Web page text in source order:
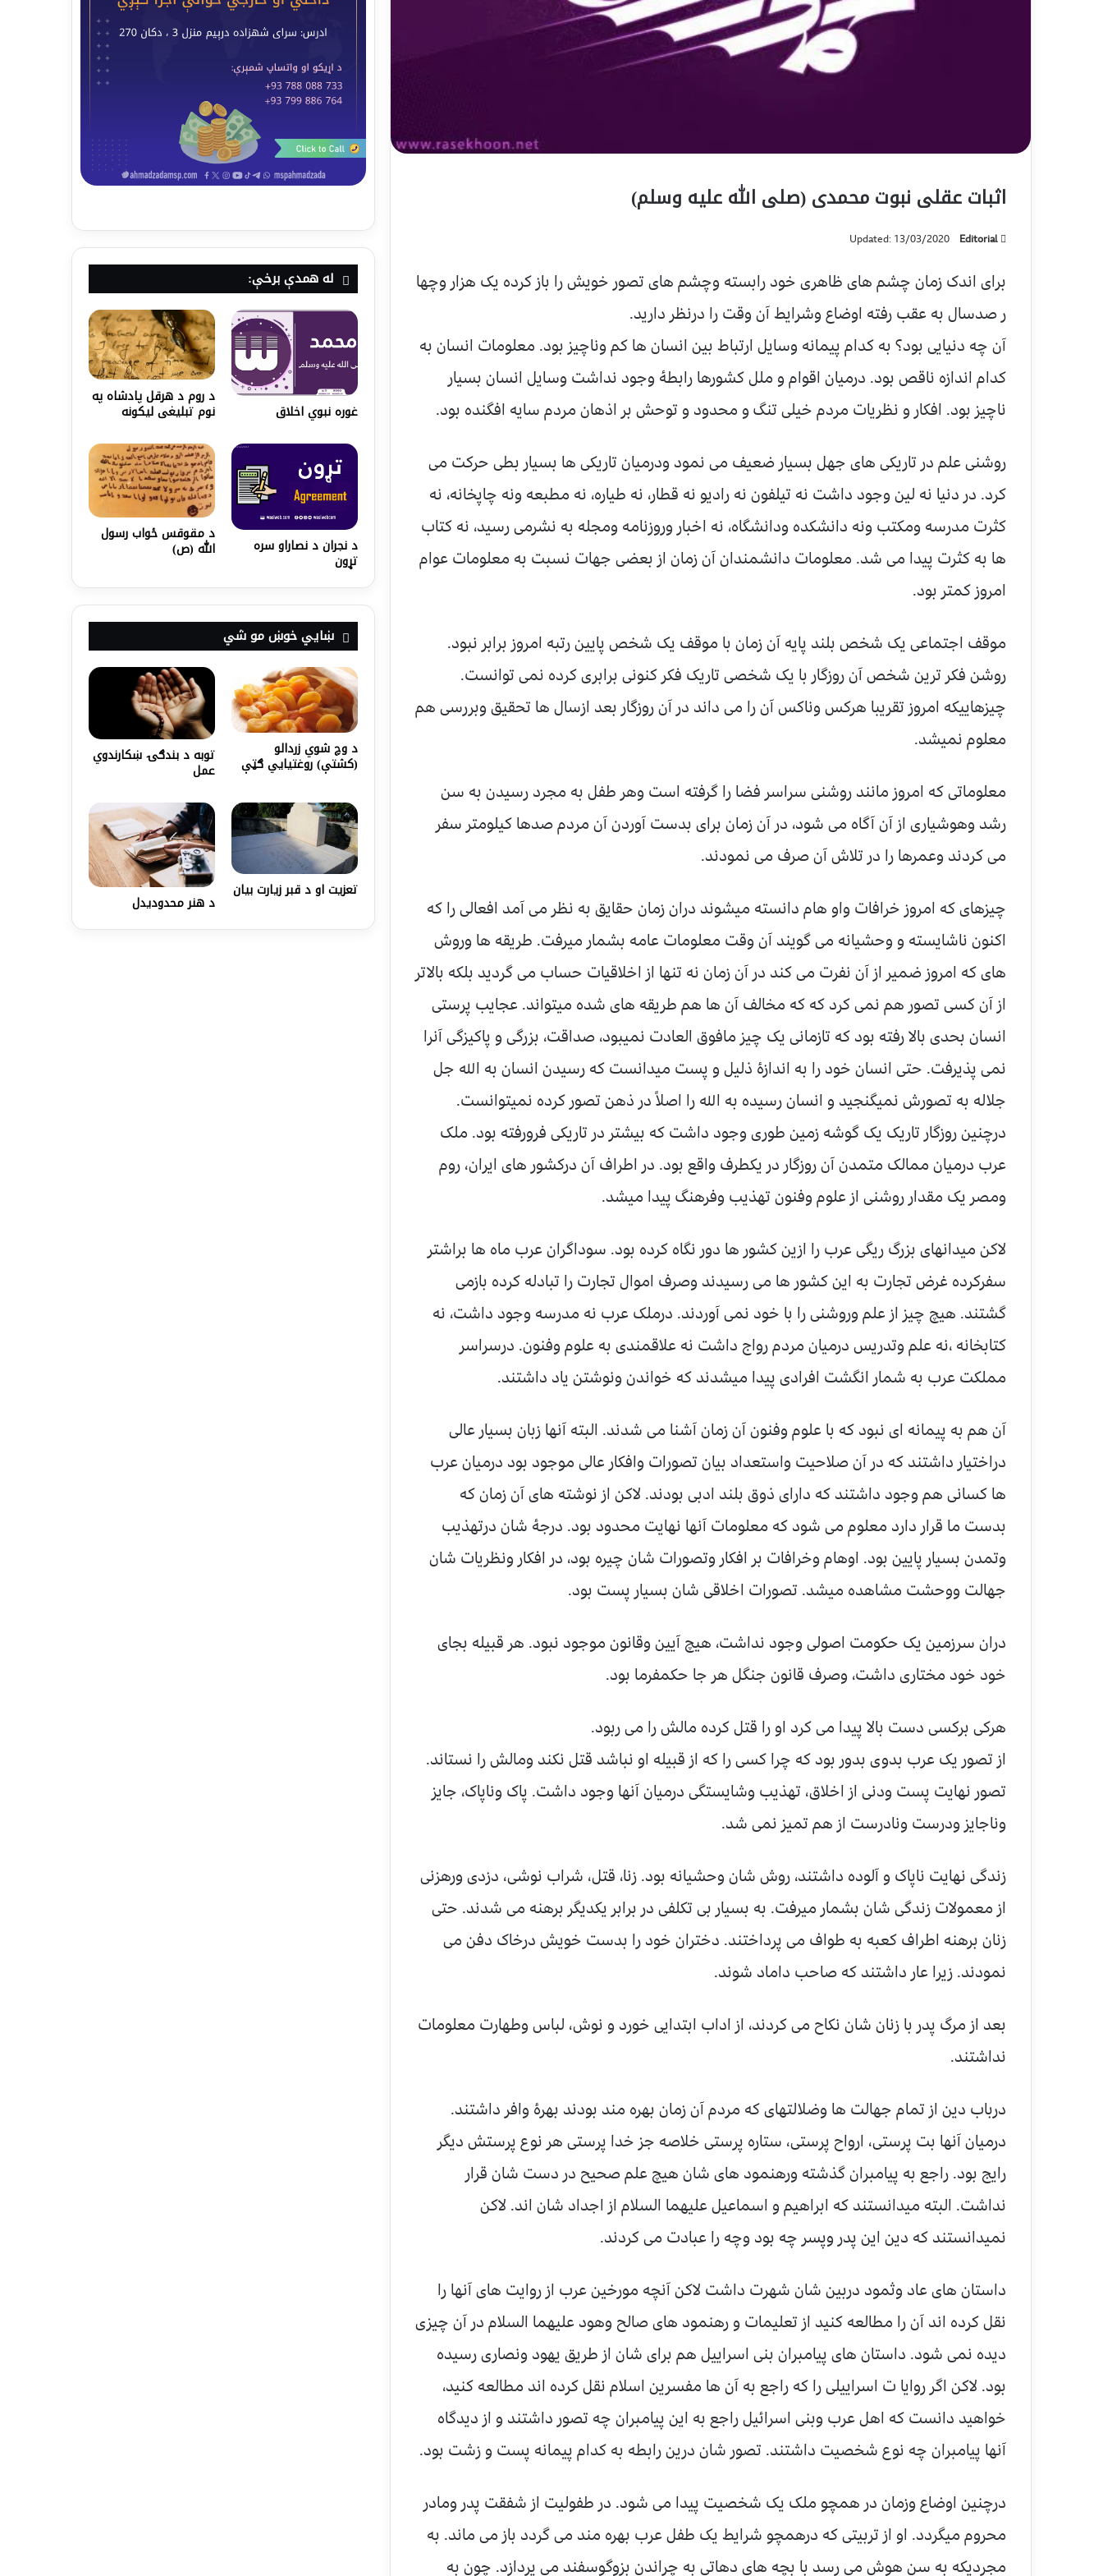
اثبات عقلی نبوت محمدی (صلی الله عليه وسلم)
Editorial
Updated: 13/03/2020
برای اندک زمان چشم های ظاهری خود رابسته وچشم های تصور خویش را باز کرده یک هزار وچها
ر صدسال به عقب رفته اوضاع وشرایط آن وقت را درنظر دارید.
آن چه دنیایی بود؟ به کدام پیمانه وسایل ارتباط بین انسان ها کم وناچیز بود. معلومات انسان به
کدام اندازه ناقص بود. درمیان اقوام و ملل کشورها رابطۀ وجود نداشت وسایل انسان بسیار
ناچیز بود. افکار و نظریات مردم خیلی تنگ و محدود و توحش بر اذهان مردم سایه افگنده بود.
روشنی علم در تاریکی های جهل بسیار ضعیف می نمود ودرمیان تاریکی ها بسیار بطی حرکت می
کرد. در دنیا نه لین وجود داشت نه تیلفون نه رادیو نه قطار، نه طیاره، نه مطبعه ونه چاپخانه، نه
کثرت مدرسه ومکتب ونه دانشکده ودانشگاه، نه اخبار وروزنامه ومجله به نشرمی رسید، نه کتاب
ها به کثرت پیدا می شد. معلومات دانشمندان آن زمان از بعضی جهات نسبت به معلومات عوام
امروز کمتر بود.
موقف اجتماعی یک شخص بلند پایه آن زمان با موقف یک شخص پایین رتبه امروز برابر نبود.
روشن فکر ترین شخص آن روزگار با یک شخصی تاریک فکر کنونی برابری کرده نمی توانست.
چیزهاییکه امروز تقریبا هرکس وناکس آن را می داند در آن روزگار بعد ازسال ها تحقیق وبررسی هم
معلوم نمیشد.
معلوماتی که امروز مانند روشنی سراسر فضا را گرفته است وهر طفل به مجرد رسیدن به سن
رشد وهوشیاری از آن آگاه می شود، در آن زمان برای بدست آوردن آن مردم صدها کیلومتر سفر
می کردند وعمرها را در تلاش آن صرف می نمودند.
چیزهای که امروز خرافات واو هام دانسته میشوند دران زمان حقایق به نظر می آمد افعالی را که
اکنون ناشایسته و وحشیانه می گویند آن وقت معلومات عامه بشمار میرفت. طریقه ها وروش
های که امروز ضمیر از آن نفرت می کند در آن زمان نه تنها از اخلاقیات حساب می گردید بلکه بالاتر
از آن کسی تصور هم نمی کرد که که مخالف آن ها هم طریقه های شده میتواند. عجایب پرستی
انسان بحدی بالا رفته بود که تازمانی یک چیز مافوق العادت نمیبود، صداقت، بزرگی و پاکیزگی آنرا
نمی پذیرفت. حتی انسان خود را به اندازۀ ذلیل و پست میدانست که رسیدن انسان به الله جل
جلاله به تصورش نمیگنجید و انسان رسیده به الله را اصلاً در ذهن تصور کرده نمیتوانست.
درچنین روزگار تاریک یک گوشه زمین طوری وجود داشت که بیشتر در تاریکی فرورفته بود. ملک
عرب درمیان ممالک متمدن آن روزگار در یکطرف واقع بود. در اطراف آن درکشور های ایران، روم
ومصر یک مقدار روشنی از علوم وفنون تهذیب وفرهنگ پیدا میشد.
لاکن میدانهای بزرگ ریگی عرب را ازین کشور ها دور نگاه کرده بود. سوداگران عرب ماه ها براشتر
سفرکرده غرض تجارت به این کشور ها می رسیدند وصرف اموال تجارت را تبادله کرده بازمی
گشتند. هیچ چیز از علم وروشنی را با خود نمی آوردند. درملک عرب نه مدرسه وجود داشت، نه
کتابخانه ،نه علم وتدریس درمیان مردم رواج داشت نه علاقمندی به علوم وفنون. درسراسر
مملکت عرب به شمار انگشت افرادی پیدا میشدند که خواندن ونوشتن یاد داشتند.
آن هم به پیمانه ای نبود که با علوم وفنون آن زمان آشنا می شدند. البته آنها زبان بسیار عالی
دراختیار داشتند که در آن صلاحیت واستعداد بیان تصورات وافکار عالی موجود بود درمیان عرب
ها کسانی هم وجود داشتند که دارای ذوق بلند ادبی بودند. لاکن از نوشته های آن زمان که
بدست ما قرار دارد معلوم می شود که معلومات آنها نهایت محدود بود. درجۀ شان درتهذیب
وتمدن بسیار پایین بود. اوهام وخرافات بر افکار وتصورات شان چیره بود، در افکار ونظریات شان
جهالت ووحشت مشاهده میشد. تصورات اخلاقی شان بسیار پست بود.
دران سرزمین یک حکومت اصولی وجود نداشت، هیچ آیین وقانون موجود نبود. هر قبیله بجای
خود خود مختاری داشت، وصرف قانون جنگل هر جا حکمفرما بود.
هرکی برکسی دست بالا پیدا می کرد او را قتل کرده مالش را می ربود.
از تصور یک عرب بدوی بدور بود که چرا کسی را که از قبیله او نباشد قتل نکند ومالش را نستاند.
تصور نهایت پست ودنی از اخلاق، تهذیب وشایستگی درمیان آنها وجود داشت. پاک وناپاک، جایز
وناجایز ودرست ونادرست از هم تمیز نمی شد.
زندگی نهایت ناپاک و آلوده داشتند، روش شان وحشیانه بود. زنا، قتل، شراب نوشی، دزدی ورهزنی
از معمولات زندگی شان بشمار میرفت. به بسیار بی تکلفی در برابر یکدیگر برهنه می شدند. حتی
زنان برهنه اطراف کعبه به طواف می پرداختند. دختران خود را بدست خویش درخاک دفن می
نمودند. زیرا عار داشتند که صاحب داماد شوند.
بعد از مرگ پدر با زنان شان نکاح می کردند، از اداب ابتدایی خورد و نوش، لباس وطهارت معلومات
نداشتند.
درباب دین از تمام جهالت ها وضلالتهای که مردم آن زمان بهره مند بودند بهرۀ وافر داشتند.
درمیان آنها بت پرستی، ارواح پرستی، ستاره پرستی خلاصه جز خدا پرستی هر نوع پرستش دیگر
رایج بود. راجع به پیامبران گذشته ورهنمود های شان هیچ علم صحیح در دست شان قرار
نداشت. البته میدانستند که ابراهیم و اسماعیل علیهما السلام از اجداد شان اند. لاکن
نمیدانستند که دین این پدر وپسر چه بود وچه را عبادت می کردند.
داستان های عاد وثمود دربین شان شهرت داشت لاکن آنچه مورخین عرب از روایت های آنها را
نقل کرده اند آن را مطالعه کنید از تعلیمات و رهنمود های صالح وهود علیهما السلام در آن چیزی
دیده نمی شود. داستان های پیامبران بنی اسراییل هم برای شان از طریق یهود ونصاری رسیده
بود. لاکن اگر روایا ت اسراییلی را که راجع به آن ها مفسرین اسلام نقل کرده اند مطالعه کنید،
خواهید دانست که اهل عرب وبنی اسرائیل راجع به این پیامبران چه تصور داشتند و از دیدگاه
آنها پیامبران چه نوع شخصیت داشتند. تصور شان درین رابطه به کدام پیمانه پست و زشت بود.
درچنین اوضاع وزمان در همچو ملک یک شخصیت پیدا می شود. در طفولیت از شفقت پدر ومادر
محروم میگردد. او از تربیتی که درهمچو شرایط یک طفل عرب بهره مند می گردد باز می ماند. به
مجردیکه به سن هوش می رسد با بچه های دهاتی به چراندن بزوگوسفند می پردازد. چون به
له همدې برخې:
غوره نبوي اخلاق
د روم د هرقل پادشاه په
نوم تبلیغی لیکونه
د نجران د نصاراو سره
تړون
د مقوقس ځواب رسول
الله (ص)
ښايي خوښ مو شي
د وچ شوي زردالو
(کشتې) روغتیایي ګټې توبه د بندګۍ ښکارندوي
عمل
تعزيت او د قبر زیارت بیان
د هنر محدودیدل